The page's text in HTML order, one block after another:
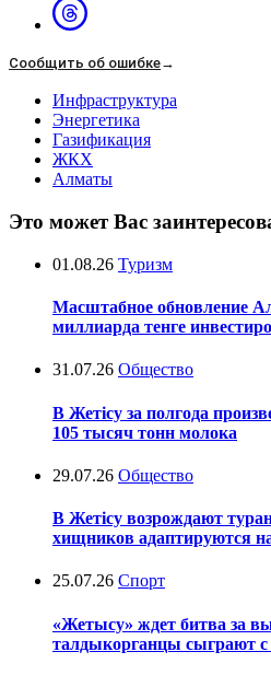
Сообщить об ошибке→
Инфраструктура
Энергетика
Газификация
ЖКХ
Алматы
Это может Вас
01.08.26 Туризм
Масштабное обновление
миллиарда тенге
31.07.26 Общество
В Жетісу за полгода
105 тысяч тонн молока
29.07.26 Общество
В Жетісу возрождают
хищников адаптируются
25.07.26 Спорт
«Жетысу» ждет битва за
талдыкорганцы сыграют